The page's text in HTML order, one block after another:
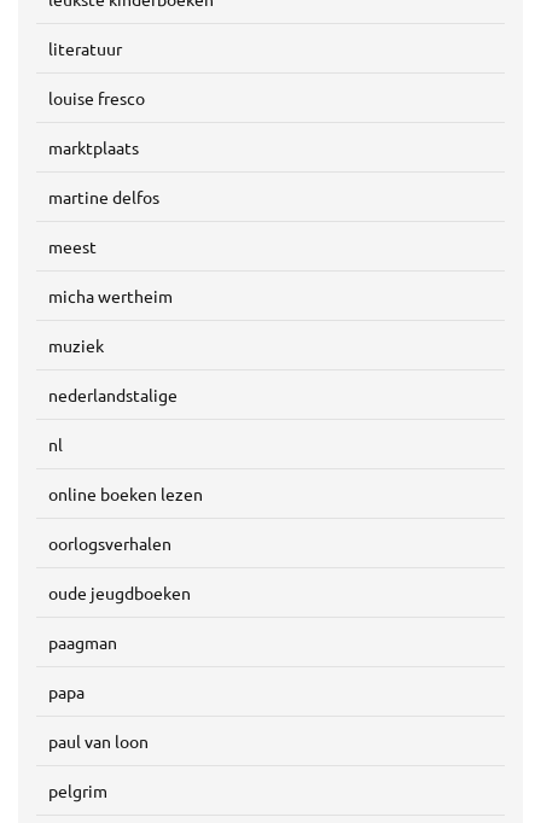
literatuur
louise fresco
marktplaats
martine delfos
meest
micha wertheim
muziek
nederlandstalige
nl
online boeken lezen
oorlogsverhalen
oude jeugdboeken
paagman
papa
paul van loon
pelgrim